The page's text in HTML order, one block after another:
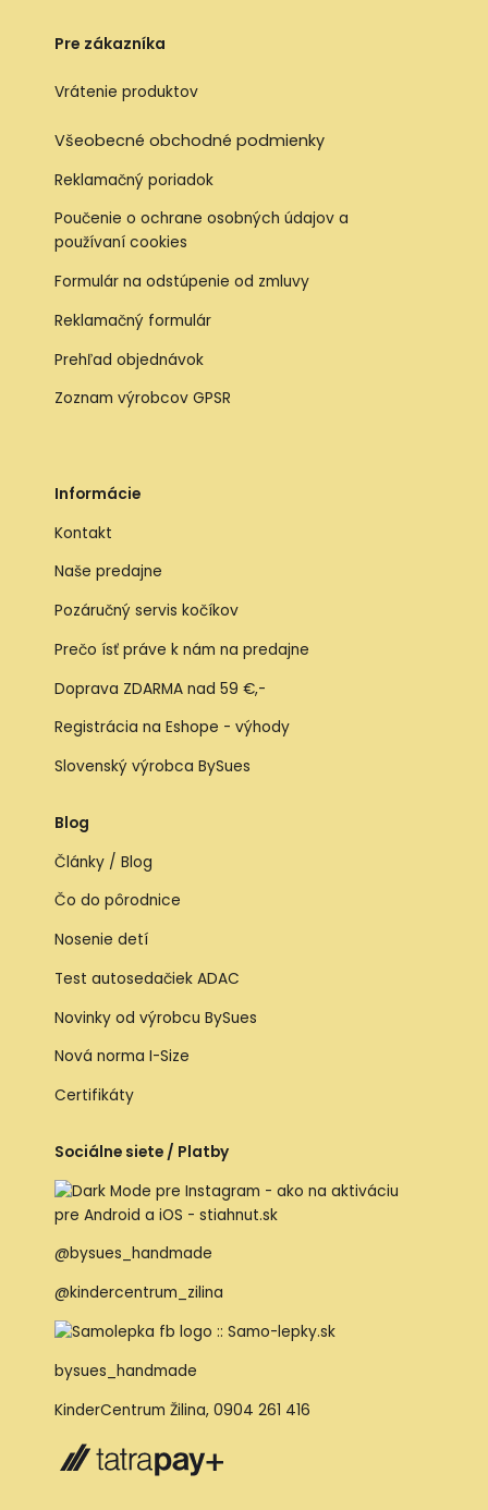
Pre zákazníka
Vrátenie produktov
Všeobecné obchodné podmienky
Reklamačný poriadok
Poučenie o ochrane osobných údajov a
používaní cookies
Formulár na odstúpenie od zmluvy
Reklamačný formulár
Prehľad objednávok
Zoznam výrobcov GPSR
Informácie
Kontakt
Naše predajne
Pozáručný servis kočíkov
Prečo ísť práve k nám na predajne
Doprava ZDARMA nad 59 €,-
Registrácia na Eshope - výhody
Slovenský výrobca BySues
Blog
Články / Blog
Čo do pôrodnice
Nosenie detí
Test autosedačiek ADAC
Novinky od výrobcu BySues
Nová norma I-Size
Certifikáty
Sociálne siete / Platby
@bysues_handmade
@kindercentrum_zilina
bysues_handmade
KinderCentrum Žilina, 0904 261 416